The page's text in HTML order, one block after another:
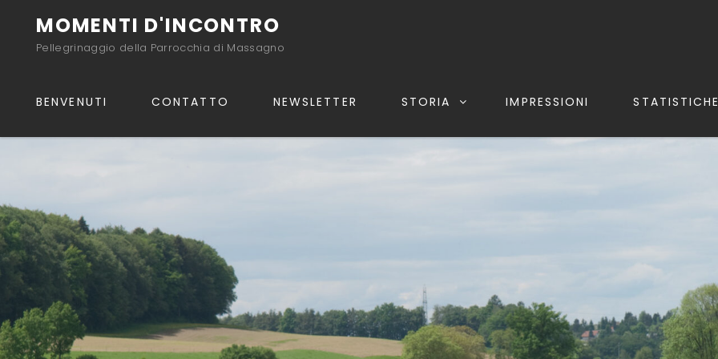
MOMENTI D'INCONTRO
Pellegrinaggio della Parrocchia di Massagno
BENVENUTI CONTATTO NEWSLETTER STORIA IMPRESSIONI STATISTICHE